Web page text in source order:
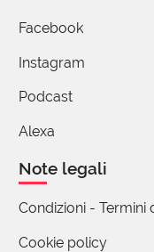
Per "frusto" poteva
malattia. Si usa in
appunto quelle
sintomatologia
1 reazione
Facebook
Instagram
Podcast
Alexa
Note legali
Condizioni - Termini
Cookie policy